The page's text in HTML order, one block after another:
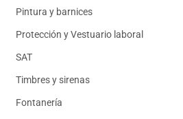
Pintura y barnices
Protección y Vestuario laboral
SAT
Timbres y sirenas
Fontanería